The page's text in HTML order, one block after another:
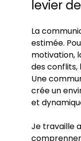
levier
La
estimée.
motivation,
des conflits,
Une
crée un
et
Je travaille